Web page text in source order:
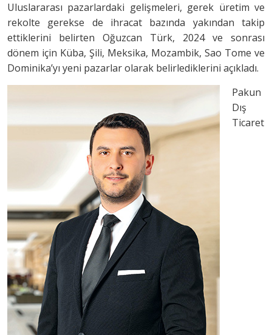
Uluslararası pazarlardaki gelişmeleri, gerek üretim ve
rekolte gerekse de ihracat bazında yakından takip
ettiklerini belirten Oğuzcan Türk, 2024 ve sonrası
dönem için Küba, Şili, Meksika, Mozambik, Sao Tome ve
Dominika’yı yeni pazarlar olarak belirlediklerini açıkladı.
Pakun
Dış
Ticaret